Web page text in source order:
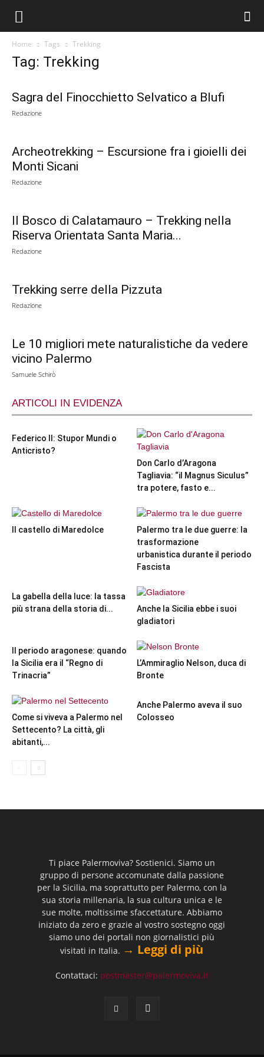
Home Tags Trekking
Tag: Trekking
Sagra del Finocchietto Selvatico a Blufi
Redazione
Archeotrekking – Escursione fra i gioielli dei
Monti Sicani
Redazione
Il Bosco di Calatamauro – Trekking nella
Riserva Orientata Santa Maria...
Redazione
Trekking serre della Pizzuta
Redazione
Le 10 migliori mete naturalistiche da vedere
vicino Palermo
Samuele Schirò
ARTICOLI IN EVIDENZA
Federico II: Stupor Mundi o
Anticristo?
Don Carlo d’Aragona
Tagliavia: “il Magnus Siculus”
tra potere, fasto e...
Il castello di Maredolce
Palermo tra le due guerre: la
trasformazione
urbanistica durante il periodo
Fascista
La gabella della luce: la tassa
più strana della storia di...
Anche la Sicilia ebbe i suoi
gladiatori
Il periodo aragonese: quando
la Sicilia era il “Regno di
Trinacria”
L’Ammiraglio Nelson, duca di
Bronte
Come si viveva a Palermo nel
Settecento? La città, gli
abitanti,...
Anche Palermo aveva il suo
Colosseo
Ti piace Palermoviva? Sostienici. Siamo un
gruppo di persone accomunate dalla passione
per la Sicilia, ma soprattutto per Palermo, con la
sua storia millenaria, la sua cultura unica e le
sue molte, moltissime sfaccettature. Abbiamo
iniziato da zero e grazie al vostro sostegno oggi
siamo uno dei portali non giornalistici più
visitati in Italia. → Leggi di più
Contattaci: postmaster@palermoviva.it